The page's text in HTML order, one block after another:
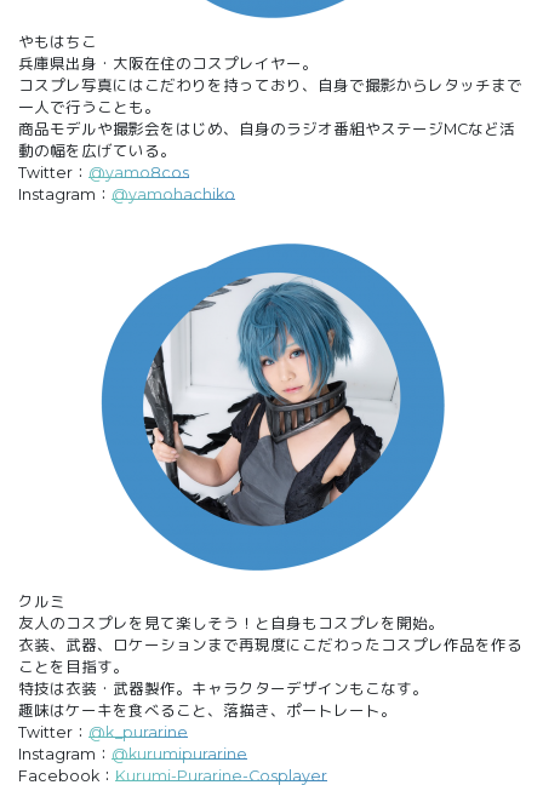
やもはちこ
兵庫県出身・大阪在住のコスプレイヤー。
コスプレ写真にはこだわりを持っており、自身で撮影からレタッチまで
一人で行うことも。
商品モデルや撮影会をはじめ、自身のラジオ番組やステージMCなど活
動の幅を広げている。
Twitter： @yamo8cos
Instagram： @yamohachiko
クルミ
友人のコスプレを見て楽しそう！と自身もコスプレを開始。
衣装、武器、ロケーションまで再現度にこだわったコスプレ作品を作る
ことを目指す。
特技は衣装・武器製作。キャラクターデザインもこなす。
趣味はケーキを食べること、落描き、ポートレート。
Twitter： @k_purarine
Instagram： @kurumipurarine
Facebook： Kurumi-Purarine-Cosplayer